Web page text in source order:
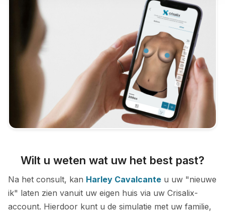
Wilt u weten wat uw het best past?
Na het consult, kan Harley Cavalcante u uw "nieuwe
ik" laten zien vanuit uw eigen huis via uw Crisalix-
account. Hierdoor kunt u de simulatie met uw familie,